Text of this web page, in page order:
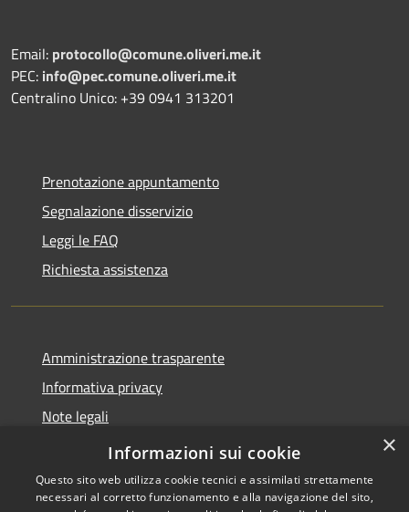
Email: protocollo@comune.oliveri.me.it
PEC: info@pec.comune.oliveri.me.it
Centralino Unico: +39 0941 313201
Prenotazione appuntamento
Segnalazione disservizio
Leggi le FAQ
Richiesta assistenza
Amministrazione trasparente
Informativa privacy
Note legali
Dichiarazione di accessibilità
×
Informazioni sui cookie
Questo sito web utilizza cookie tecnici e assimilati strettamente
necessari al corretto funzionamento e alla navigazione del sito,